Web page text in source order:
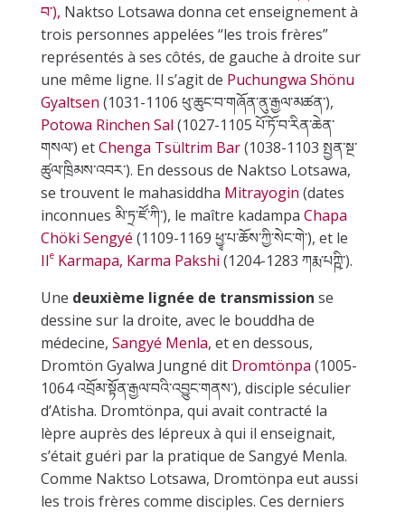
བ་), Naktso Lotsawa donna cet enseignement à
trois personnes appelées “les trois frères”
représentés à ses côtés, de gauche à droite sur
une même ligne. Il s’agit de Puchungwa Shönu
Gyaltsen (1031-1106 ཕུ་ཆུང་བ་གཞོན་ནུ་རྒྱལ་མཚན་),
Potowa Rinchen Sal (1027-1105 པོ་ཏོ་བ་རིན་ཆེན་
གསལ་) etChenga Tsültrim Bar(1038-1103 སྤྱན་སྔ་
ཚུལ་ཁྲིམས་འབར་). En dessous de Naktso Lotsawa,
se trouvent le mahasiddha Mitrayogin (dates
inconnues མི་ཏྲ་ཛོ་ཀི་), le maître kadampa Chapa
Chöki Sengyé (1109-1169 ཕྱྭ་པ་ཆོས་ཀྱི་སེང་གེ་), et le
IIeKarmapa, Karma Pakshi (1204-1283 ཀརྨ་པཀྵི་).
Une deuxième lignée de transmission se
dessine sur la droite, avec le bouddha de
médecine, Sangyé Menla, et en dessous,
Dromtön Gyalwa Jungné dit Dromtönpa (1005-
1064 འབྲོམ་སྟོན་རྒྱལ་བའི་འབྱུང་གནས་), disciple séculier
d’Atisha. Dromtönpa, qui avait contracté la
lèpre auprès des lépreux à qui il enseignait,
s’était guéri par la pratique de Sangyé Menla.
Comme Naktso Lotsawa, Dromtönpa eut aussi
les trois frères comme disciples. Ces derniers